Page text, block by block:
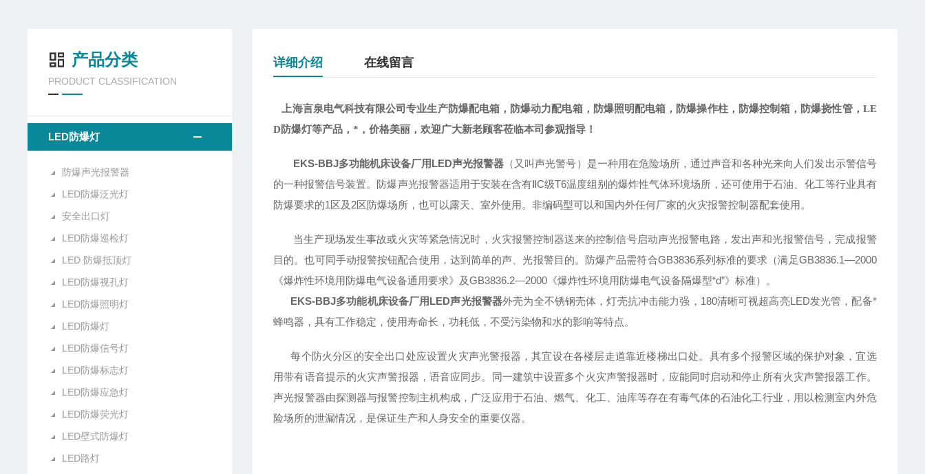
产品分类
PRODUCT CLASSIFICATION
LED防爆灯
防爆声光报警器
LED防爆泛光灯
安全出口灯
LED防爆巡检灯
LED 防爆抵顶灯
LED防爆视孔灯
LED防爆照明灯
LED防爆灯
LED防爆信号灯
LED防爆标志灯
LED防爆应急灯
LED防爆荧光灯
LED壁式防爆灯
LED路灯
详细介绍 在线留言
上海言泉电气科技有限公司专业生产防爆配电箱，防爆动力配电箱，防爆照明配电箱，防爆操作柱，防爆控制箱，防爆挠性管， LE
D防爆灯等产品，*，价格美丽，欢迎广大新老顾客莅临本司参观指导！
EKS-BBJ多功能机床设备厂用LED声光报警器 （又叫声光警号）是一种用在危险场所，通过声音和各种光来向人们发出示警信号
的一种报警信号装置。防爆声光报警器适用于安装在含有ⅡC级T6温度组别的爆炸性气体环境场所，还可使用于石油、化工等行业具有
防爆要求的1区及2区防爆场所，也可以露天、室外使用。非编码型可以和国内外任何厂家的火灾报警控制器配套使用。
当生产现场发生事故或火灾等紧急情况时，火灾报警控制器送来的控制信号启动声光报警电路，发出声和光报警信号，完成报警
目的。也可同手动报警按钮配合使用，达到简单的声、光报警目的。防爆产品需符合GB3836系列标准的要求（满足GB3836.1—2000
《爆炸性环境用防爆电气设备通用要求》及GB3836.2—2000《爆炸性环境用防爆电气设备隔爆型“d”》标准）。
EKS-BBJ多功能机床设备厂用LED声光报警器外壳为全不锈钢壳体，灯壳抗冲击能力强，180清晰可视超高亮LED发光管，配备*
蜂鸣器，具有工作稳定，使用寿命长，功耗低，不受污染物和水的影响等特点。
每个防火分区的安全出口处应设置火灾声光警报器，其宜设在各楼层走道靠近楼梯出口处。具有多个报警区域的保护对象，宜选
用带有语音提示的火灾声警报器，语音应同步。同一建筑中设置多个火灾声警报器时，应能同时启动和停止所有火灾声警报器工作。
声光报警器由探测器与报警控制主机构成，广泛应用于石油、燃气、化工、油库等存在有毒气体的石油化工行业，用以检测室内外危
险场所的泄漏情况，是保证生产和人身安全的重要仪器。